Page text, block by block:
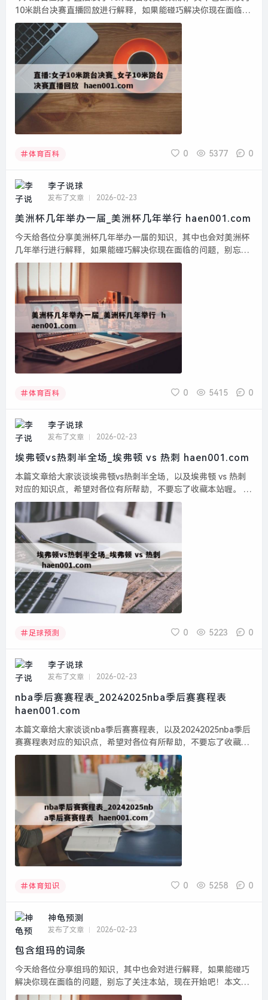
10米跳台决赛直播回放进行解释，如果能碰巧解决你现在面临的
问题，别忘了关注本站，现在开始吧！本文目录一览： 1、全红
婵罕见输了32.50分!跳出4个10分但有重大失...
体育百科 0 5377 0
李子说球
发布了文章 2026-02-23
美洲杯几年举办一届_美洲杯几年举行 haen001.com
今天给各位分享美洲杯几年举办一届的知识，其中也会对美洲杯
几年举行进行解释，如果能碰巧解决你现在面临的问题，别忘了
关注本站，现在开始吧！本文目录一览： 1、美洲杯几年举办一
体育百科 0 5415 0
李子说球
发布了文章 2026-02-23
埃弗顿vs热刺半全场_埃弗顿 vs 热刺 haen001.com
本篇文章给大家谈谈埃弗顿vs热刺半全场，以及埃弗顿 vs 热刺
对应的知识点，希望对各位有所帮助，不要忘了收藏本站喔。 本
文目录一览： 1、英超战报埃弗顿1-1托特纳姆热刺,戈麦斯重伤...
足球预测 0 5223 0
李子说球
发布了文章 2026-02-23
nba季后赛赛程表_20242025nba季后赛赛程表
haen001.com
本篇文章给大家谈谈nba季后赛赛程表，以及20242025nba季后
赛赛程表对应的知识点，希望对各位有所帮助，不要忘了收藏本
站喔。 本文目录一览： 1、NBA季后赛赛程表在哪看?具体时间
体育知识 0 5258 0
神龟预测
发布了文章 2026-02-23
包含组玛的词条
今天给各位分享组玛的知识，其中也会对进行解释，如果能碰巧
解决你现在面临的问题，别忘了关注本站，现在开始吧！本文目
录一览： 1、赤月装备,沃玛装备,祖玛装备有那些???具体点吧(应